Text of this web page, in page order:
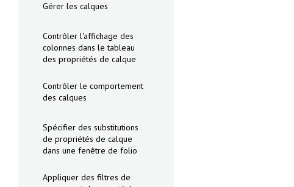
Gérer les calques
Contrôler l'affichage des
colonnes dans le tableau
des propriétés de calque
Contrôler le comportement
des calques
Spécifier des substitutions
de propriétés de calque
dans une fenêtre de folio
Appliquer des filtres de